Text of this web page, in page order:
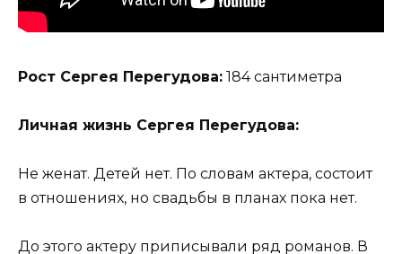
Рост Сергея Перегудова: 184 сантиметра
Личная жизнь Сергея Перегудова:
Не женат. Детей нет. По словам актера, состоит
в отношениях, но свадьбы в планах пока нет.
До этого актеру приписывали ряд романов. В